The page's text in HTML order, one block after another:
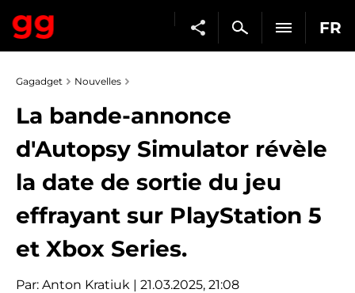
FR
Gagadget Nouvelles
La bande-annonce
d'Autopsy Simulator révèle
la date de sortie du jeu
effrayant sur PlayStation 5
et Xbox Series.
Par: Anton Kratiuk | 21.03.2025, 21:08